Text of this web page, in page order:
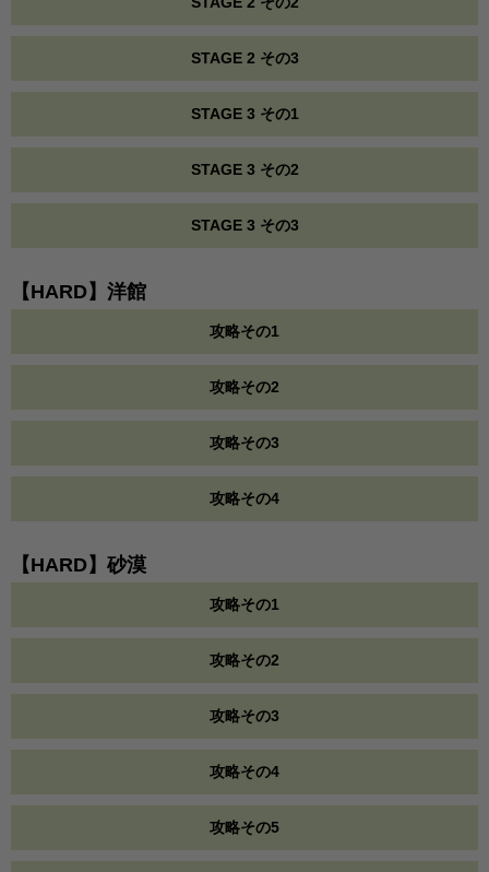
STAGE 2 その3
STAGE 3 その1
STAGE 3 その2
STAGE 3 その3
【HARD】洋館
攻略その1
攻略その2
攻略その3
攻略その4
【HARD】砂漠
攻略その1
攻略その2
攻略その3
攻略その4
攻略その5